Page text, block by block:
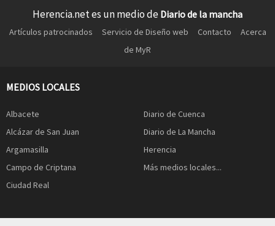
Herencia.net es un medio de Diario de la mancha
Artículos patrocinados Servicio de Diseño web Contacto
Acerca
de MyR
MEDIOS LOCALES
Albacete
Alcázar de San Juan
Argamasilla
Campo de Criptana
Ciudad Real
Diario de Cuenca
Diario de La Mancha
Herencia
Más medios locales...